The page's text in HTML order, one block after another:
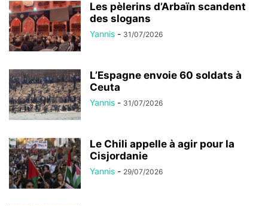
Les pèlerins d’Arbaïn scandent
des slogans
Yannis - 31/07/2026
L’Espagne envoie 60 soldats à
Ceuta
Yannis - 31/07/2026
Le Chili appelle à agir pour la
Cisjordanie
Yannis - 29/07/2026